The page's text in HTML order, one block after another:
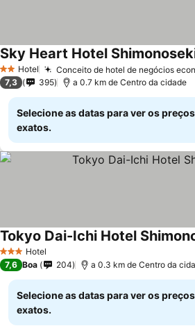
2 Estrelas
Hotel Conceito de hotel de negócios
Sky Heart Hotel
7,3 395 a 0.7 km de Centro da cidade
Selecione as datas para ver os preços
exatos.
3 EstrelasHotel
Tokyo Dai-Ichi Hotel
7,6 Boa 204 a 0.3 km de Centro da
Selecione as datas para ver os preços
exatos.